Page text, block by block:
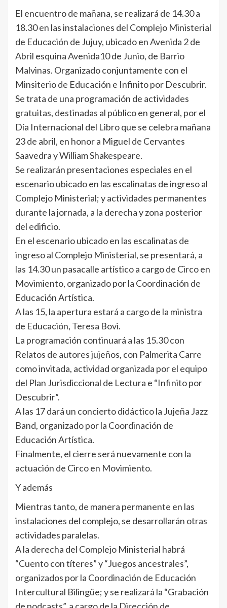
El encuentro de mañana, se realizará de 14.30 a
18.30 en las instalaciones del Complejo Ministerial
de Educación de Jujuy, ubicado en Avenida 2 de
Abril esquina Avenida10 de Junio, de Barrio
Malvinas. Organizado conjuntamente con el
Minsiterio de Educación e Infinito por Descubrir.
Se trata de una programación de actividades
gratuitas, destinadas al público en general, por el
Día Internacional del Libro que se celebra mañana
23 de abril, en honor a Miguel de Cervantes
Saavedra y William Shakespeare.
Se realizarán presentaciones especiales en el
escenario ubicado en las escalinatas de ingreso al
Complejo Ministerial; y actividades permanentes
durante la jornada, a la derecha y zona posterior
del edificio.
En el escenario ubicado en las escalinatas de
ingreso al Complejo Ministerial, se presentará, a
las 14.30 un pasacalle artístico a cargo de Circo en
Movimiento, organizado por la Coordinación de
Educación Artística.
A las 15, la apertura estará a cargo de la ministra
de Educación, Teresa Bovi.
La programación continuará a las 15.30 con
Relatos de autores jujeños, con Palmerita Carre
como invitada, actividad organizada por el equipo
del Plan Jurisdiccional de Lectura e “Infinito por
Descubrir”.
A las 17 dará un concierto didáctico la Jujeña Jazz
Band, organizado por la Coordinación de
Educación Artística.
Finalmente, el cierre será nuevamente con la
actuación de Circo en Movimiento.
Y además
Mientras tanto, de manera permanente en las
instalaciones del complejo, se desarrollarán otras
actividades paralelas.
A la derecha del Complejo Ministerial habrá
“Cuento con títeres” y “Juegos ancestrales”,
organizados por la Coordinación de Educación
Intercultural Bilingüe; y se realizará la “Grabación